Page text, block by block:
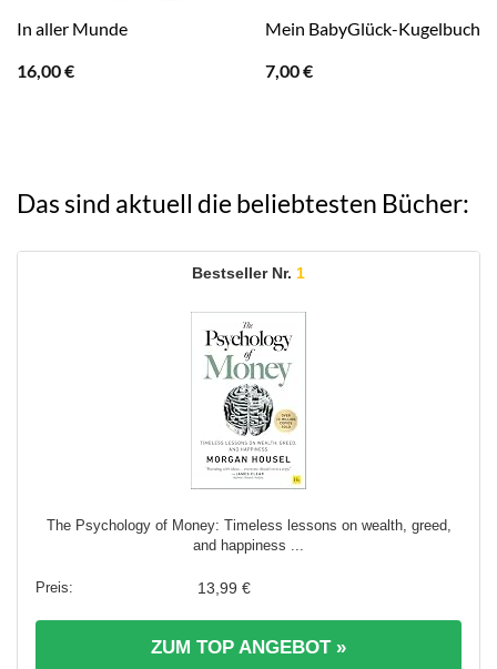
In aller Munde
16,00€
Mein BabyGlück-Kugelbuch
7,00€
Das sind aktuell die beliebtesten Bücher:
1
The Psychology of Money: Timeless lessons on wealth, greed,
and happiness ...
13,99 €
ZUM TOP ANGEBOT »